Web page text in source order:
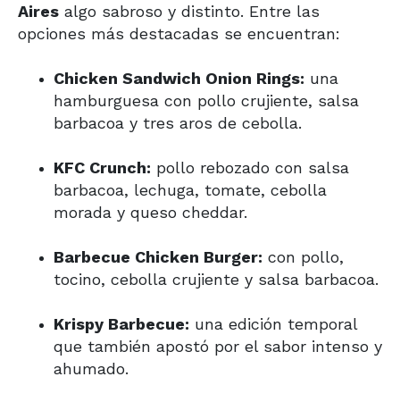
Aires algo sabroso y distinto. Entre las
opciones más destacadas se encuentran:
Chicken Sandwich Onion Rings: una
hamburguesa con pollo crujiente, salsa
barbacoa y tres aros de cebolla.
KFC Crunch: pollo rebozado con salsa
barbacoa, lechuga, tomate, cebolla
morada y queso cheddar.
Barbecue Chicken Burger: con pollo,
tocino, cebolla crujiente y salsa barbacoa.
Krispy Barbecue: una edición temporal
que también apostó por el sabor intenso y
ahumado.